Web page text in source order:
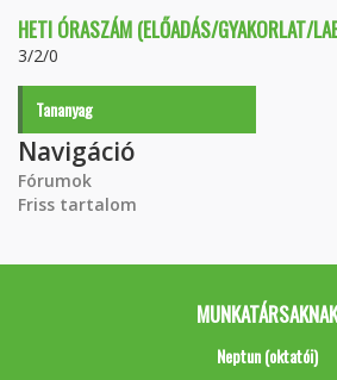
HETI ÓRASZÁM (ELŐADÁS/GYAKORLAT/
3/2/0
Tananyag
Navigáció
Fórumok
Friss tartalom
MUNKATÁRSAKNAK
Neptun (oktatói)